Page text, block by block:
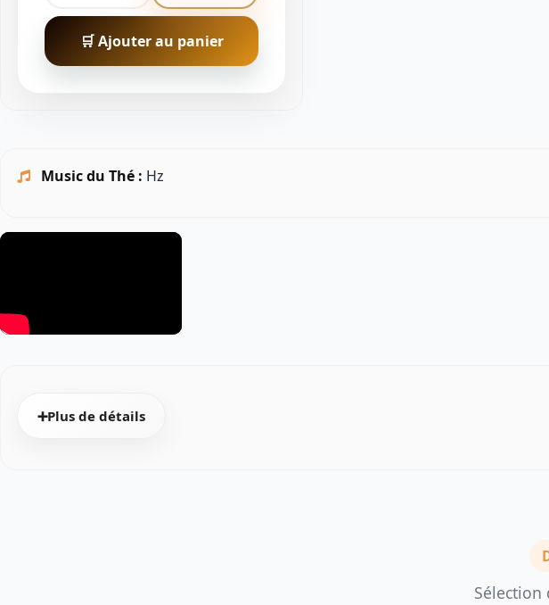
🛒 Ajouter au panier
Music du Thé : Hz
➕Plus de détails
Sélection